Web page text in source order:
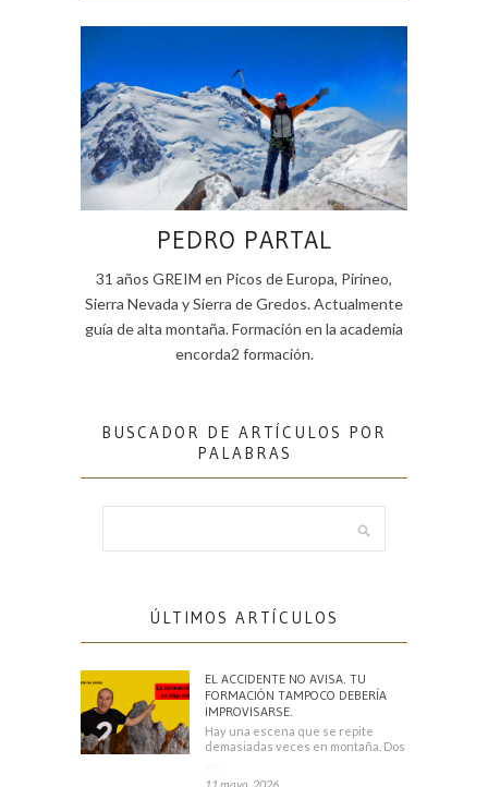
PEDRO PARTAL
31 años GREIM en Picos de Europa, Pirineo,
Sierra Nevada y Sierra de Gredos. Actualmente
guía de alta montaña. Formación en la academia
encorda2 formación.
BUSCADOR DE ARTÍCULOS POR
PALABRAS
ÚLTIMOS ARTÍCULOS
EL ACCIDENTE NO AVISA. TU
FORMACIÓN TAMPOCO DEBERÍA
IMPROVISARSE.
Hay una escena que se repite
demasiadas veces en montaña. Dos
11 mayo, 2026